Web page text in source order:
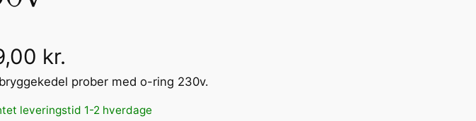
kr.
prober med o-ring 230v.
leveringstid 1-2 hverdage